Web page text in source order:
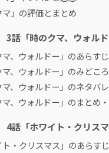
マ」の評価とまとめ
話「時のクマ、ウォルド
マ、ウォルドー」のあらすじ
マ、ウォルドー」のみどころ
マ、ウォルドー」のネタバ
マ、ウォルドー」のまとめ
話「ホワイト・クリスマ
ト・クリスマス」のあらすじ